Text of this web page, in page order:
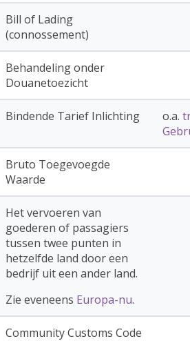
Bill of Lading
(connossement)
Behandeling onder
Douanetoezicht
Bindende Tarief Inlichting o.a.
Bruto Toegevoegde
Waarde
Het vervoeren van
goederen of passagiers
tussen twee punten in
hetzelfde land door een
bedrijf uit een ander land.
Zie eveneens Europa-nu.
Community Customs Code